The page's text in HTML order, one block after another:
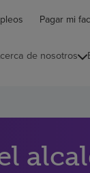
Pagar mi
de nosotros